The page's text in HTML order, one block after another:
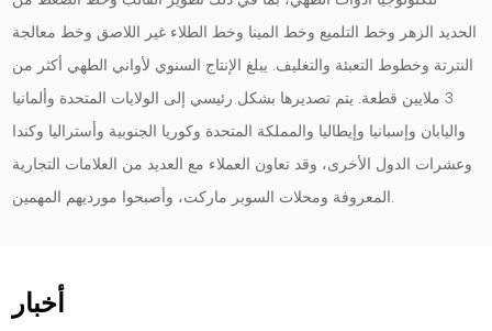
الحديد الزهر وخط التلميع وخط المينا وخط الطلاء غير اللاصق وخط معالجة
النترتة وخطوط التعبئة والتغليف. يبلغ الإنتاج السنوي لأواني الطهي أكثر من
3 ملايين قطعة. يتم تصديرها بشكل رئيسي إلى الولايات المتحدة وألمانيا
واليابان وإسبانيا وإيطاليا والمملكة المتحدة وكوريا الجنوبية وأستراليا وكندا
وعشرات الدول الأخرى، وقد تعاون العملاء مع العديد من العلامات التجارية
المعروفة ومحلات السوبر ماركت، وأصبحوا مورديهم المهمين.
أخبار